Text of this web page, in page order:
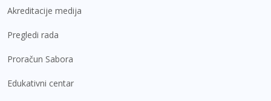
Akreditacije medija
Pregledi rada
Proračun Sabora
Edukativni centar